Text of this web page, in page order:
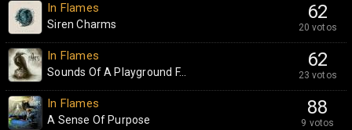
62
20 votos
In Flames
Siren Charms
62
23 votos
In Flames
Sounds Of A Playground F...
88
9 votos
In Flames
A Sense Of Purpose